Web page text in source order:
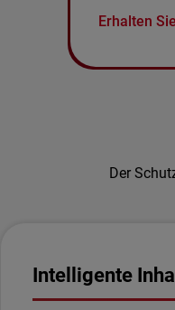
Erhalten
Der
Intelligente